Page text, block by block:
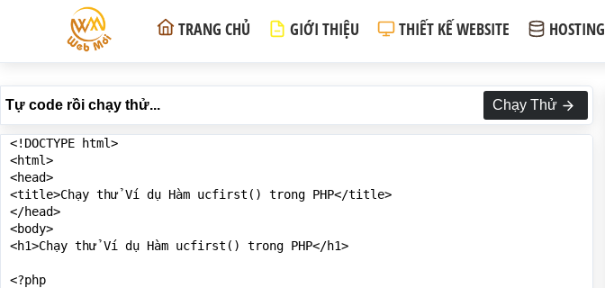
TRANG CHỦ GIỚI THIỆU THIẾT KẾ WEBSITE HOSTING
Tự code rồi chạy thử... Chạy Thử
<!DOCTYPE html>
<html>
<head>
<title>Chạy thử Ví dụ Hàm ucfirst() trong PHP</title>
</head>
<body>
<h1>Chạy thử Ví dụ Hàm ucfirst() trong PHP</h1>
<?php